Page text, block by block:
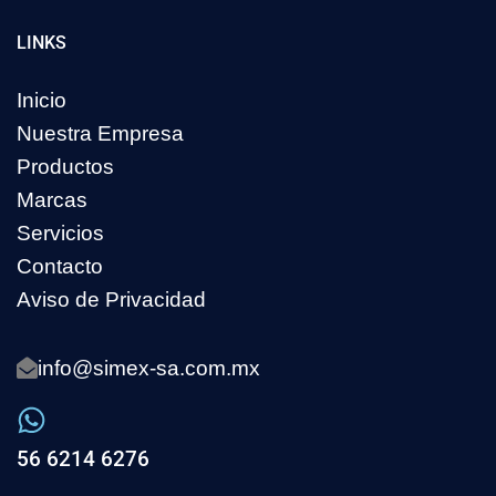
LINKS
Inicio
Nuestra Empresa
Productos
Marcas
Servicios
Contacto
Aviso de Privacidad
info@simex-sa.com.mx
56 6214 6276